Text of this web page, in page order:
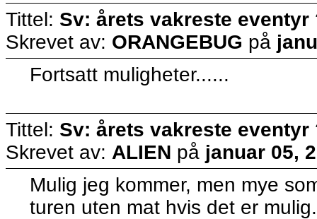
Tittel: Sv: årets vakreste eventyr
Skrevet av: ORANGEBUG på
Fortsatt muligheter......
Tittel: Sv: årets vakreste eventyr
Skrevet av: ALIEN på januar 05,
Mulig jeg kommer, men mye
turen uten mat hvis det er